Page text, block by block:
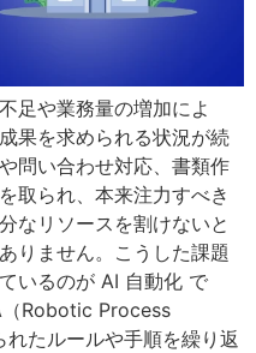
足や業務量の増加によ
果を求められる状況が続
問い合わせ対応、書類作
取られ、本来注力すべき
なリソースを割けないと
りません。こうした課題
いるのが AI 自動化 で
（Robotic Process
たルールや手順を繰り返